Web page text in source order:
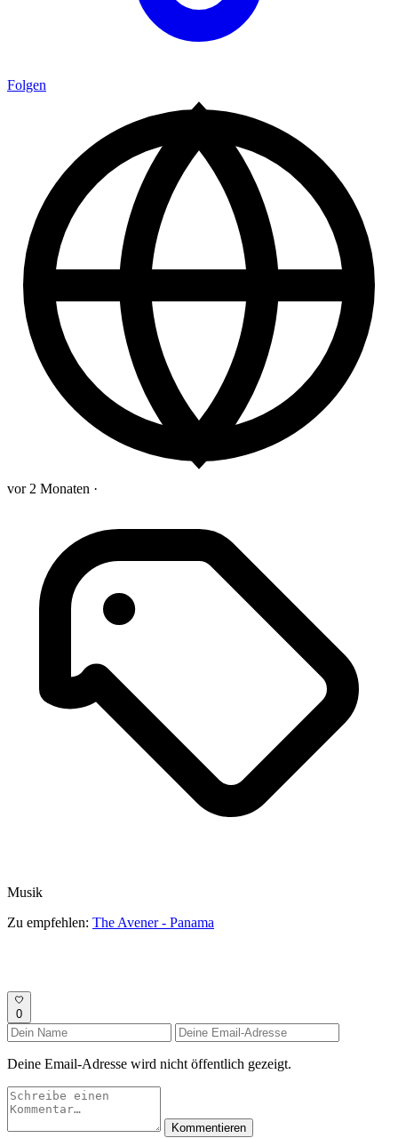
Folgen
vor 2 Monaten ·
Musik
Zu empfehlen: The Avener - Panama
0
Deine Email-Adresse wird nicht öffentlich gezeigt.
Kommentieren